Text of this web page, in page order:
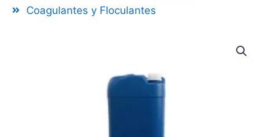
Coagulantes y Floculantes